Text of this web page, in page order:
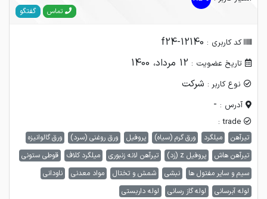
تماس گفتگو
کد کاربری : f24-12140
تاریخ عضویت : 12 مرداد، 1400
نوع کاربر : شرکت
آدرس : -
trade :
تیرآهن میلگرد ورق گرم (سیاه) پروفیل ورق روغنی (سرد)
ورق گالوانیزه
تیرآهن هاش
پروفیل z (زد) تیرآهن لانه زنبوری میلگرد کلاف
قوطی ستونی
سیم و سایر مفتول ها
نبشی شمش و تختال مواد معدنی
ناودانی
لوله آبرسانی
لوله گاز رسانی لوله داربستی